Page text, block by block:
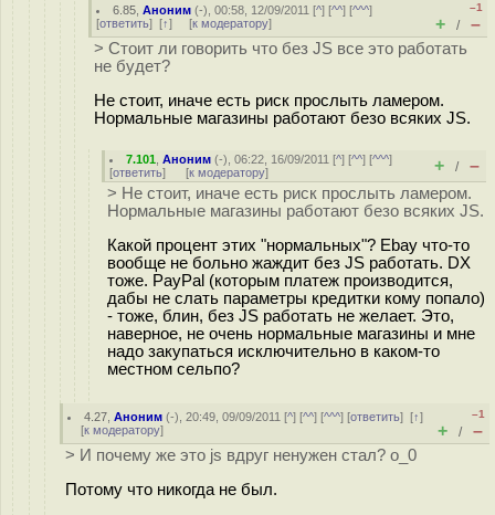
6.85 ,Аноним (-), 00:58, 12/09/2011 [^] [^^] [^^^]
[ответить] [↑] [к модератору]
–1
+ / –
> Стоит ли говорить что без JS все это работать
не будет?
Не стоит, иначе есть риск прослыть лaмером.
Нормальные магазины работают безо всяких JS.
7.101 ,Аноним (-), 06:22, 16/09/2011 [^] [^^] [^^^]
[ответить] [к модератору] + / –
> Не стоит, иначе есть риск прослыть лaмером.
Нормальные магазины работают безо всяких JS.
Какой процент этих "нормальных"? Ebay что-то
вообще не больно жаждит без JS работать. DX
тоже. PayPal (которым платеж производится,
дабы не слать параметры кредитки кому попало)
- тоже, блин, без JS работать не желает. Это,
наверное, не очень нормальные магазины и мне
надо закупаться исключительно в каком-то
местном сельпо?
4.27 ,Аноним (-), 20:49, 09/09/2011 [^] [^^] [^^^] [ответить][↑]
[к модератору]
–1
+ / –
> И почему же это js вдруг ненужен стал? о_0
Потому что никогда не был.